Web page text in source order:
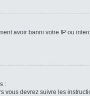
avoir banni votre IP ou
:
devrez suivre les